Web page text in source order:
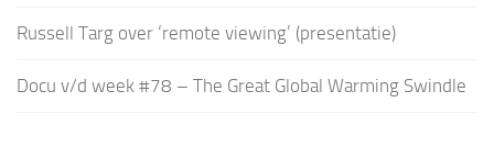
Russell Targ over ‘remote viewing’ (presentatie)
Docu v/d week #78 – The Great Global Warming Swindle